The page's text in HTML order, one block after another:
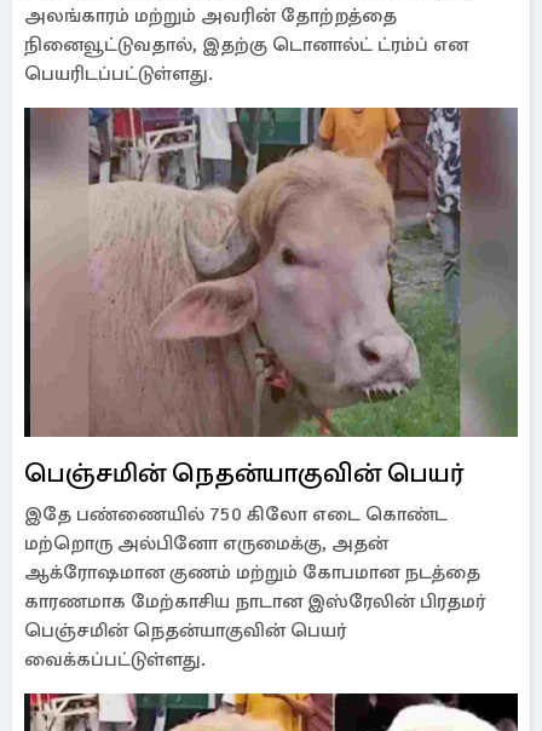
அலங்காரம் மற்றும் அவரின் தோற்றத்தை
நினைவூட்டுவதால், இதற்கு டொனால்ட் ட்ரம்ப் என
பெயரிடப்பட்டுள்ளது.
பெஞ்சமின் நெதன்யாகுவின் பெயர்
இதே பண்ணையில் 750 கிலோ எடை கொண்ட
மற்றொரு அல்பினோ எருமைக்கு, அதன்
ஆக்ரோஷமான குணம் மற்றும் கோபமான நடத்தை
காரணமாக மேற்காசிய நாடான இஸ்ரேலின் பிரதமர்
பெஞ்சமின் நெதன்யாகுவின் பெயர்
வைக்கப்பட்டுள்ளது.